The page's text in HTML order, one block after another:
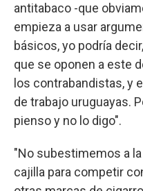
antitabaco -que
empieza a usar
básicos, yo podría
que se oponen a este
los contrabandistas, y
de trabajo uruguayas.
pienso y no lo digo".
"No subestimemos a
cajilla para competir